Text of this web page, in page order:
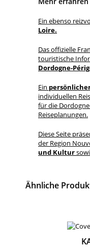
Ein ebenso
Loire.
Das offizielle
touristische
Dordogne-
Ein
individuellen
für die
Reiseplanungen.
Diese Seite
der Region
und Kultur
Ähnliche